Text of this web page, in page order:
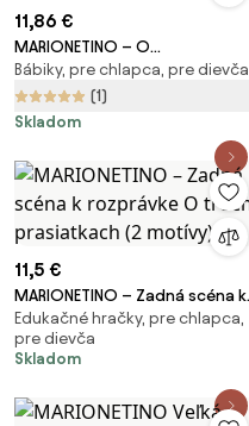
11,86 €
MARIONETINO – O
neposlušných kozliatkach –
bábky 9 ks + chlievik
Bábiky, pre chlapca, pre dievča
(1)
Skladom
11,5 €
MARIONETINO – Zadná scéna k
rozprávke O troch prasiatkach
(2 motívy)
Edukačné hračky, pre chlapca,
pre dievča
Skladom